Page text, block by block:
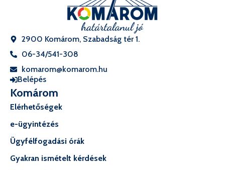
2900 Komárom, Szabadság tér 1.
06-34/541-308
komarom@komarom.hu
Belépés
Komárom
Elérhetőségek
e-ügyintézés
Ügyfélfogadási órák
Gyakran ismételt kérdések